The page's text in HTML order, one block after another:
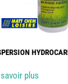
savoir plus